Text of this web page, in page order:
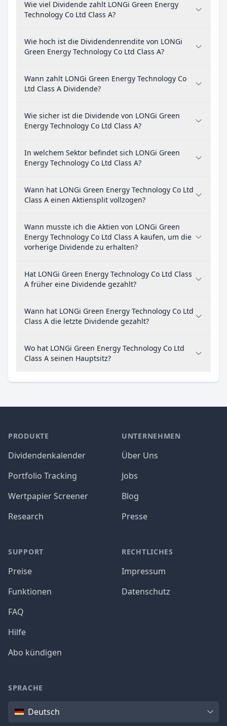
Wie viel Dividende zahlt LONGi Green Energy
Technology Co Ltd Class A?
Wie hoch ist die Dividendenrendite von LONGi
Green Energy Technology Co Ltd Class A?
Wann zahlt LONGi Green Energy Technology Co
Ltd Class A Dividende?
Wie sicher ist die Dividende von LONGi Green
Energy Technology Co Ltd Class A?
In welchem Sektor befindet sich LONGi Green
Energy Technology Co Ltd Class A?
Wann hat LONGi Green Energy Technology Co Ltd
Class A einen Aktiensplit vollzogen?
Wann musste ich die Aktien von LONGi Green
Energy Technology Co Ltd Class A kaufen, um die
vorherige Dividende zu erhalten?
Hat LONGi Green Energy Technology Co Ltd Class
A früher eine Dividende gezahlt?
Wann hat LONGi Green Energy Technology Co Ltd
Class A die letzte Dividende gezahlt?
Wo hat LONGi Green Energy Technology Co Ltd
Class A seinen Hauptsitz?
PRODUKTE
Dividendenkalender
Portfolio Tracking
Wertpapier Screener
Research
SUPPORT
Preise
Funktionen
FAQ
Hilfe
Abo kündigen
UNTERNEHMEN
Über Uns
Jobs
Blog
Presse
RECHTLICHES
Impressum
Datenschutz
SPRACHE
SpracheDeutsch